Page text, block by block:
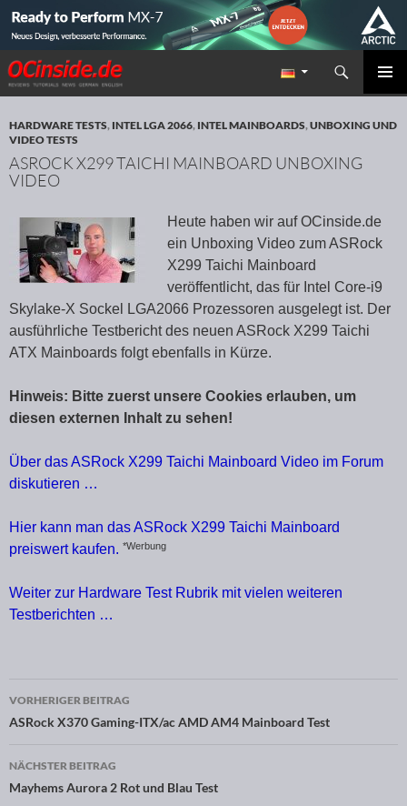
Redaktion ocinside.de PC Hardware Portal
Suchen
ZUM INHALT SPRINGEN
HARDWARE TESTS, INTEL LGA 2066, INTEL MAINBOARDS,UNBOXING UND
VIDEO TESTS
ASROCK X299 TAICHI MAINBOARD UNBOXING
VIDEO
Heute haben wir auf OCinside.de
ein Unboxing Video zum ASRock
X299 Taichi Mainboard
veröffentlicht, das für Intel Core-i9
Skylake-X Sockel LGA2066 Prozessoren ausgelegt ist. Der
ausführliche Testbericht des neuen ASRock X299 Taichi
ATX Mainboards folgt ebenfalls in Kürze.
Hinweis: Bitte zuerst unsere Cookies erlauben, um
diesen externen Inhalt zu sehen!
Über das ASRock X299 Taichi Mainboard Video im Forum
diskutieren …
Hier kann man das ASRock X299 Taichi Mainboard
preiswert kaufen. *Werbung
Weiter zur Hardware Test Rubrik mit vielen weiteren
Testberichten …
Beitragsnavigation
VORHERIGER BEITRAG
ASRock X370 Gaming-ITX/ac AMD AM4 Mainboard Test
NÄCHSTER BEITRAG
Mayhems Aurora 2 Rot und Blau Test